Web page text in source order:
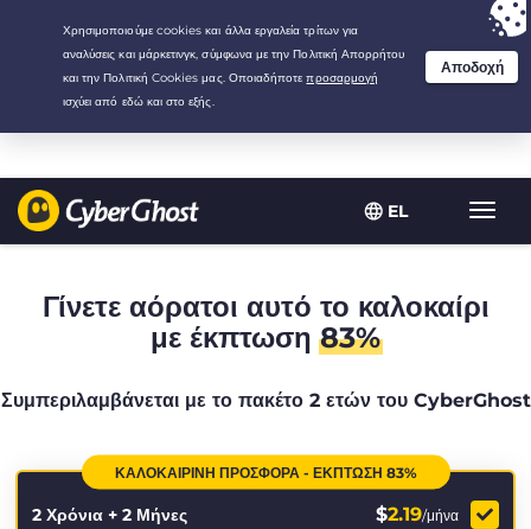
EL
Your choice:The Best Dealfor 2.1666666666667-years at $
/month
Γίνετε αόρατοι αυτό το καλοκαίρι
με έκπτωση83%
Συμπεριλαμβάνεται με το πακέτο 2 ετών του CyberGhost
ΚΑΛΟΚΑΙΡΙΝΉ ΠΡΟΣΦΟΡΆ - ΈΚΠΤΩΣΗ 83%
2 Χρόνια + 2 Μήνες $2.19/μήνα